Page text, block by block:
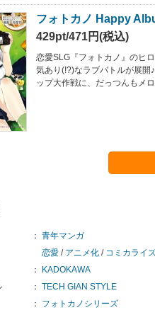
フォトカノ Happy
429pt/471円(税込)
恋愛SLG『フォトカノ』のヒ
気あり(!?)なラブバトルが展
ップ大作戦に、だっつんもメ
： 青年マンガ
恋愛 / アニメ化 / コミカライ
：
KADOKAWA
： TECH GIAN STYLE
：
フォトカノシリーズ